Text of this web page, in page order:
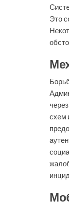
Это
схем